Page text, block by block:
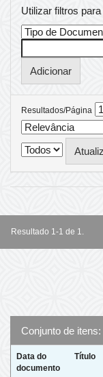
Utilizar filtros
Resultados/Página
Resultado 1-1 de 1.
Conjunto de itens:
Data do
documento
Título